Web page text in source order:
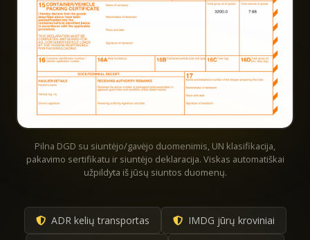
Pilna DGD su siuntėjo/gavėjo duomenimis, UN klasifikacija,
pakavimo sertifikatu ir siuntėjo deklaracija. Viskas automatiškai
užpildyta iš jūsų siuntos duomenų.
ADR kelių transportas IMDG jūrų kroviniai